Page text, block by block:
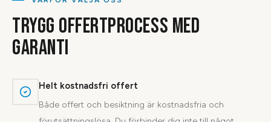
TRYGG OFFERTPROCESS MED
GARANTI
Helt kostnadsfri offert
Både offert och besiktning är kostnadsfria och